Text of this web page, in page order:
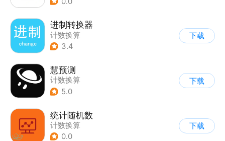
进制转换器
计数换算
3.4
下载
慧预测
计数换算
5.0
下载
统计随机数
计数换算
0.0
下载